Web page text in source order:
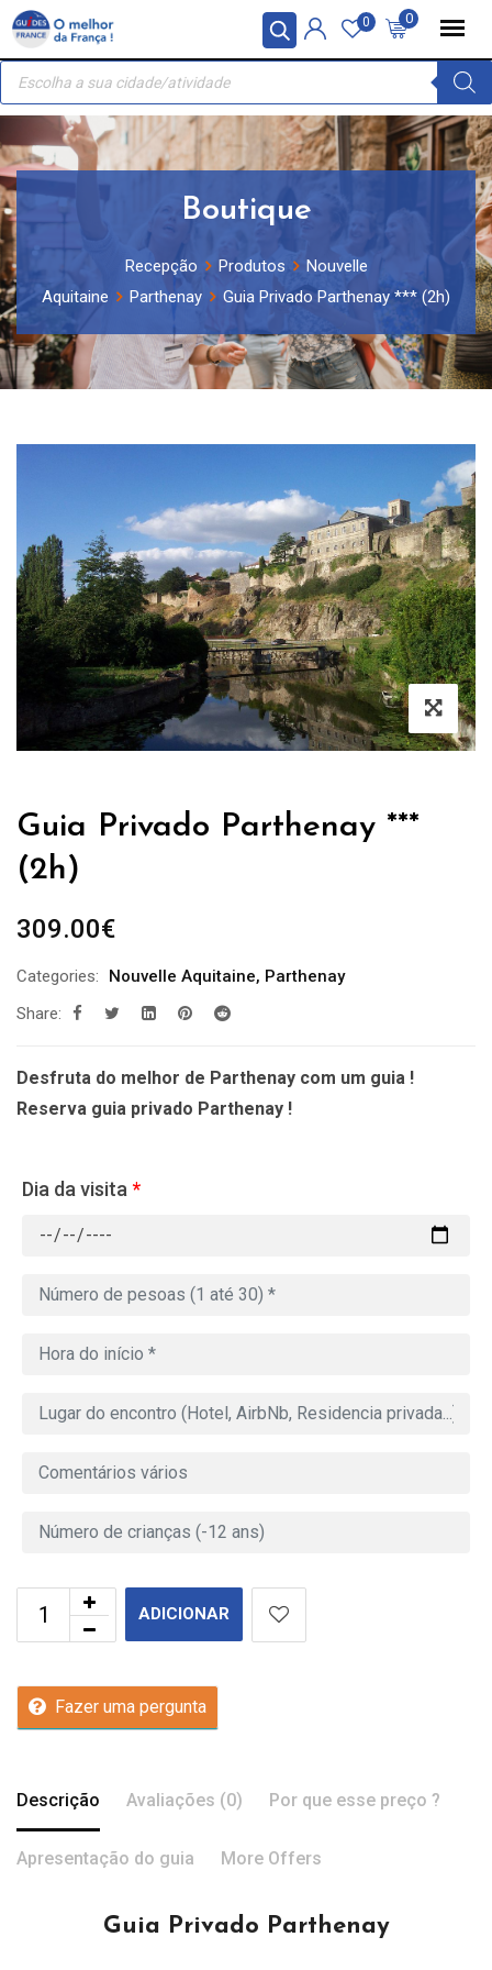
Painel de Gerenciamento de Cookies
Skip
content
0
0
Recherche
produits
Boutique
Recepção Produtos
Nouvelle
Aquitaine
Parthenay Guia Privado Parthenay *** (2h)
Guia Privado Parthenay ***
(2h)
309.00€
Categories: Nouvelle Aquitaine, Parthenay
Share:
Desfruta do melhor de Parthenay com um guia !
Reserva guia privado Parthenay !
Dia da visita *
ADICIONAR
Fazer uma pergunta
Descrição Avaliações (0) Por que esse preço ?
Apresentação do guia More Offers
Guia Privado Parthenay